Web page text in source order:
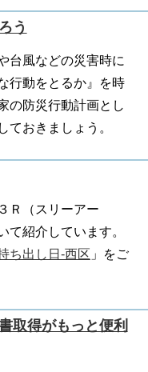
う
台風などの災害時に
行動をとるか』を時
の防災行動計画とし
ておきましょう。
Ｒ（スリーアー
て紹介しています。
ち出し日-西区 」をご
取得がもっと便利